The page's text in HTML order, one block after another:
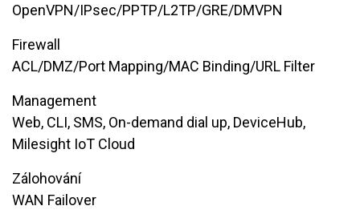
OpenVPN/IPsec/PPTP/L2TP/GRE/DMVPN
Firewall
ACL/DMZ/Port Mapping/MAC Binding/URL Filter
Management
Web, CLI, SMS, On-demand dial up, DeviceHub,
Milesight IoT Cloud
Zálohování
WAN Failover